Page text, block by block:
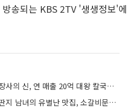
송되는 KBS 2TV '생생정보'에
'2TV 저녁 생생정보' 장사의 신, 연 매출 20억 대왕 칼국수 맛집 '미애네'…위치는?
'2TV 저녁 생생정보' 딴지 남녀의 유별난 맛집, 소갈비문어김치전골 '장터'·통양다리꼬치 '왕경 양다리 양꼬치'…위치는?